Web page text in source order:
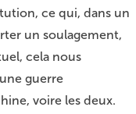
ce qui, dans un
un soulagement,
cela nous
guerre
voire les deux.